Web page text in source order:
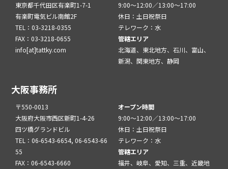
東京都千代田区有楽町1-7-1
有楽町電気ビル南館2F
TEL：03-3218-0355
FAX：03-3218-0655
info[at]tattky.com
9:00～12:00／13:00～17:00
休日：土日祝祭日
テレワーク：水
管轄エリア
北海道、東北地方、石川、富山、
新潟、関東地方、静岡
大阪事務所
〒550-0013
大阪府大阪市西区新町1-4-26
四ツ橋グランドビル
TEL：06-6543-6654, 06-6543-66
55
FAX：06-6543-6660
オープン時間
9:00～12:00／13:00～17:00
休日：土日祝祭日
テレワーク：水
管轄エリア
福井、岐阜、愛知、三重、近畿地